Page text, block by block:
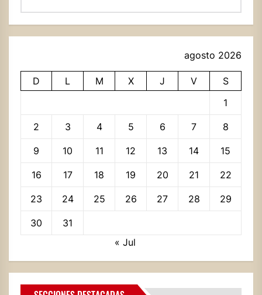
agosto 2026
D L M X J V
S
1
2 3 4 5 6 7 8
9 10 11 12 13 14 15
16 17 18 19 20 21 22
23 24 25 26 27 28 29
30
31
« Jul